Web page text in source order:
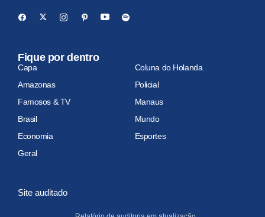
Fique por dentro
Capa
Coluna do Holanda
Amazonas
Policial
Famosos & TV
Manaus
Brasil
Mundo
Economia
Esportes
Geral
Site auditado